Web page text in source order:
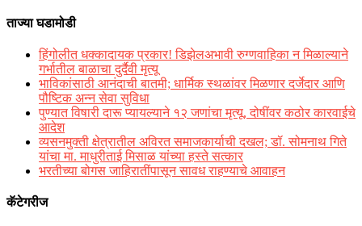
ताज्या घडामोडी
हिंगोलीत धक्कादायक प्रकार! डिझेलअभावी रुग्णवाहिका न मिळाल्याने
गर्भातील बाळाचा दुर्दैवी मृत्यू
भाविकांसाठी आनंदाची बातमी; धार्मिक स्थळांवर मिळणार दर्जेदार आणि
पौष्टिक अन्न सेवा सुविधा
पुण्यात विषारी दारू प्यायल्याने १२ जणांचा मृत्यू, दोषींवर कठोर कारवाईचे
आदेश
व्यसनमुक्ती क्षेत्रातील अविरत समाजकार्याची दखल; डॉ. सोमनाथ गिते
यांचा मा. माधुरीताई मिसाळ यांच्या हस्ते सत्कार
भरतीच्या बोगस जाहिरातींपासून सावध राहण्याचे आवाहन
कॅटेगरीज